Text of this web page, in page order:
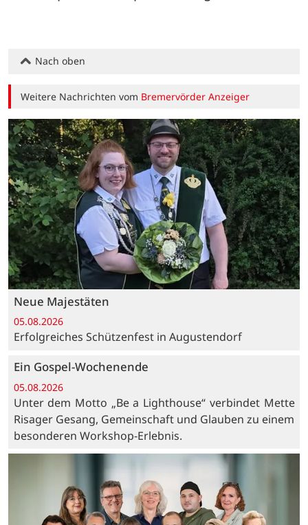
Nach oben
Weitere Nachrichten vom Bremervörder Anzeiger
Neue Majestäten
05.08.2026
Erfolgreiches Schützenfest in Augustendorf
Ein Gospel-Wochenende
05.08.2026
Unter dem Motto „Be a Lighthouse“ verbindet Mette
Risager Gesang, Gemeinschaft und Glauben zu einem
besonderen Workshop-Erlebnis.